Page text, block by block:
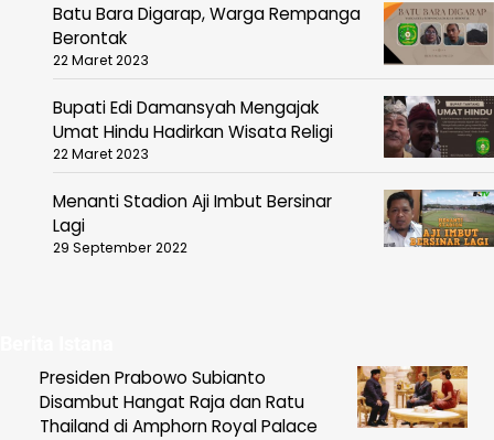
Batu Bara Digarap, Warga Rempanga
Berontak
22 Maret 2023
Bupati Edi Damansyah Mengajak
Umat Hindu Hadirkan Wisata Religi
22 Maret 2023
Menanti Stadion Aji Imbut Bersinar
Lagi
29 September 2022
Presiden Prabowo Subianto
Disambut Hangat Raja dan Ratu
Thailand di Amphorn Royal Palace